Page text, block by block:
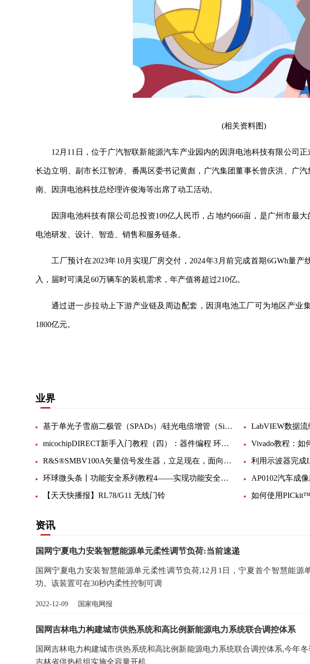
(相关资料图)
12月11日，位于广汽智联新能源汽车产业园内的因湃电池科技有限公司
长边立明、副市长江智涛、番禺区委书记黄彪，广汽集团董事长曾庆洪、广
南、因湃电池科技总经理许俊海等出席了动工活动。
因湃电池科技有限公司总投资109亿人民币，占地约666亩，是广州市最
电池研发、设计、智造、销售和服务链条。
工厂预计在2023年10月实现厂房交付，2024年3月前完成首期6GWh量产
入，届时可满足60万辆车的装机需求，年产值将超过210亿。
通过进一步拉动上下游产业链及周边配套，因湃电池工厂可为地区产业
1800亿元。
业界
基于单光子雪崩二极管（SPADs）/硅光电倍增管（SiPMs）技术激光雷达方案 每日播报 LabVIEW数据
micochipDIRECT新手入门教程（四）：器件编程 环球百事通
R&S®SMBV100A矢量信号发生器，立足现在，面向未来|环球新要闻 利用示波器完成
环球微头条丨功能安全系列教程4——实现功能安全的工具和资源（eWorkshop） AP0102汽车成
【天天快播报】RL78/G11 无线门铃 如何使用
资讯
国网宁夏电力安装智慧能源单元柔性调节负荷:当前速递
国网宁夏电力安装智慧能源单元柔性调节负荷,12月1日，宁夏首个智慧能源
功。该装置可在30秒内柔性控制可调
2022-12-09 国家电网报
国网吉林电力构建城市供热系统和高比例新能源电力系统联合调控体系
国网吉林电力构建城市供热系统和高比例新能源电力系统联合调控体系,今年
吉林省供热机组实施全容量开机